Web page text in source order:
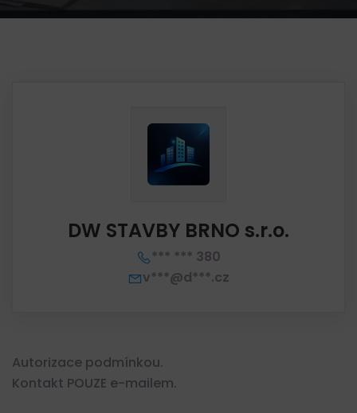
DW STAVBY BRNO s.r.o.
*** *** 380
v***@d***.cz
Autorizace podmínkou.
Kontakt POUZE e-mailem.